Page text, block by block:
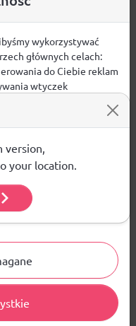
wkładka z pianki.
sznurowadła.
non marking
na podłodze.
wykorzystywać
głównych celach:
do Ciebie reklam
wtyczek
i tym, jak
naszą Polityką
your location.